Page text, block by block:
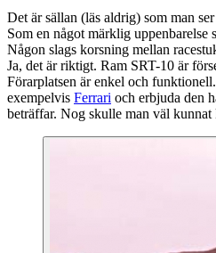
Det är sällan (läs aldrig) som man
Som en något märklig
Någon slags korsning mellan
Ja, det är riktigt. Ram SRT-10 är
Förarplatsen är enkel och
exempelvis Ferrari och erbjuda den
beträffar. Nog skulle man väl